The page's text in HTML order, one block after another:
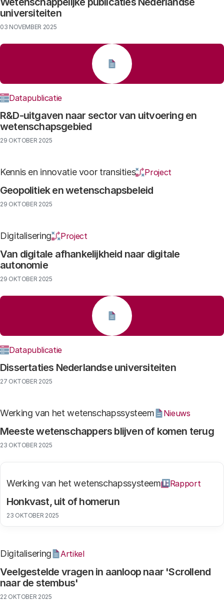
universiteiten
03 NOVEMBER 2025
R&D-uitgaven naar sector van uitvoering en
wetenschapsgebied
Datapublicatie
29 OKTOBER 2025
Geopolitiek en wetenschapsbeleid
Kennis en innovatie voor transities Project
29 OKTOBER 2025
Van digitale afhankelijkheid naar digitale
autonomie
Digitalisering Project
29 OKTOBER 2025
Dissertaties Nederlandse universiteiten
Datapublicatie
27 OKTOBER 2025
Meeste wetenschappers blijven of komen terug
Werking van het wetenschapssysteem Nieuws
23 OKTOBER 2025
Honkvast, uit of homerun
Werking van het wetenschapssysteem Rapport
23 OKTOBER 2025
Veelgestelde vragen in aanloop naar 'Scrollend
naar de stembus'
Digitalisering Artikel
22 OKTOBER 2025